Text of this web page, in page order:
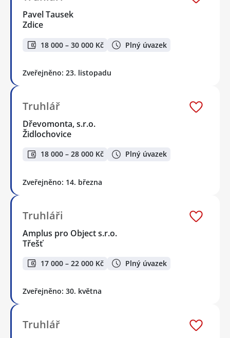
Pavel Tausek
Zdice
18 000 – 30 000 Kč Plný úvazek
Zveřejněno: 23. listopadu
Truhlář
Dřevomonta, s.r.o.
Židlochovice
18 000 – 28 000 Kč Plný úvazek
Zveřejněno: 14. března
Truhláři
Amplus pro Object s.r.o.
Třešť
17 000 – 22 000 Kč Plný úvazek
Zveřejněno: 30. května
Truhlář